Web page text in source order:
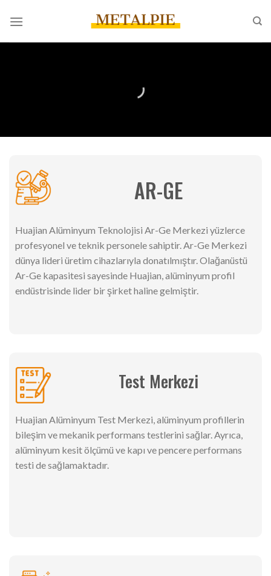
atla
AR-GE
Huajian Alüminyum Teknolojisi Ar-Ge Merkezi yüzlerce
profesyonel ve teknik personele sahiptir. Ar-Ge Merkezi
dünya lideri üretim cihazlarıyla donatılmıştır. Olağanüstü
Ar-Ge kapasitesi sayesinde Huajian, alüminyum profil
endüstrisinde lider bir şirket haline gelmiştir.
Test Merkezi
Huajian Alüminyum Test Merkezi, alüminyum profillerin
bileşim ve mekanik performans testlerini sağlar. Ayrıca,
alüminyum kesit ölçümü ve kapı ve pencere performans
testi de sağlamaktadır.